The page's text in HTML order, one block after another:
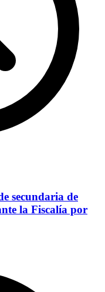
secundaria de
la Fiscalía por